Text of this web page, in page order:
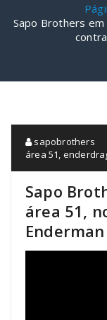
Sapo Brothers
sapobrothers
área 51,
Sapo
área 51,